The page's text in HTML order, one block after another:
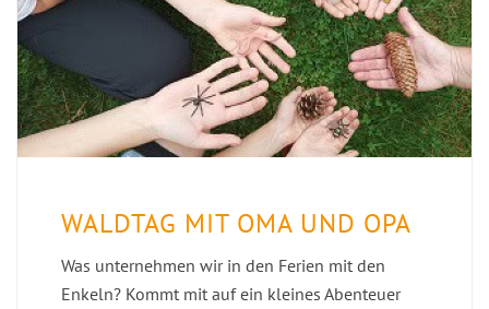
WALDTAG MIT OMA UND OPA
Was unternehmen wir in den Ferien mit den
Enkeln? Kommt mit auf ein kleines Abenteuer